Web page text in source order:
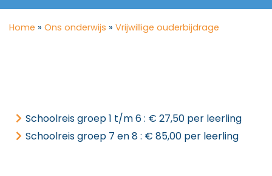
Home » Ons onderwijs » Vrijwillige ouderbijdrage
Schoolreis groep 1 t/m 6 : € 27,50 per leerling
Schoolreis groep 7 en 8 : € 85,00 per leerling